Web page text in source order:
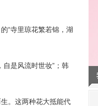
“寺里琼花繁若锦，湖
是风流时世妆”；韩
。这两种花大抵能代